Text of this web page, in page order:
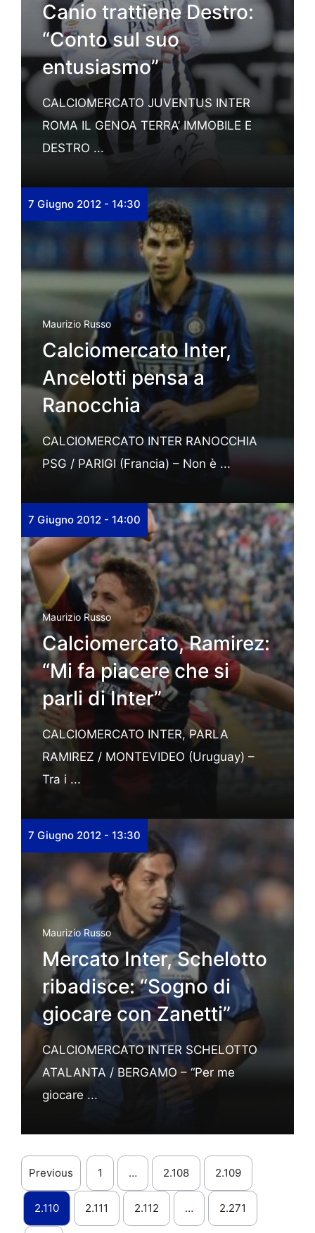
Canio trattiene Destro:
“Conto sul suo
entusiasmo”
CALCIOMERCATO JUVENTUS INTER
ROMA IL GENOA TERRA’ IMMOBILE E
DESTRO ...
7 Giugno 2012 - 14:30
Maurizio Russo
Calciomercato Inter,
Ancelotti pensa a
Ranocchia
CALCIOMERCATO INTER RANOCCHIA
PSG / PARIGI (Francia) – Non è ...
7 Giugno 2012 - 14:00
Maurizio Russo
Calciomercato, Ramirez:
“Mi fa piacere che si
parli di Inter”
CALCIOMERCATO INTER, PARLA
RAMIREZ / MONTEVIDEO (Uruguay) –
Tra i ...
7 Giugno 2012 - 13:30
Maurizio Russo
Mercato Inter, Schelotto
ribadisce: “Sogno di
giocare con Zanetti”
CALCIOMERCATO INTER SCHELOTTO
ATALANTA / BERGAMO – “Per me
giocare ...
Previous 1 … 2.108 2.109
2.110 2.111 2.112 … 2.271